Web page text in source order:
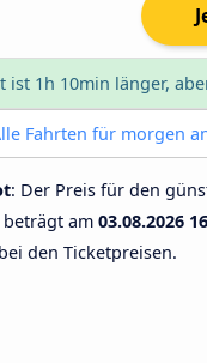
ist 1h 10min länger,
Fahrten für morgen
: Der Preis für den
beträgt am 03.08.2026
den Ticketpreisen.